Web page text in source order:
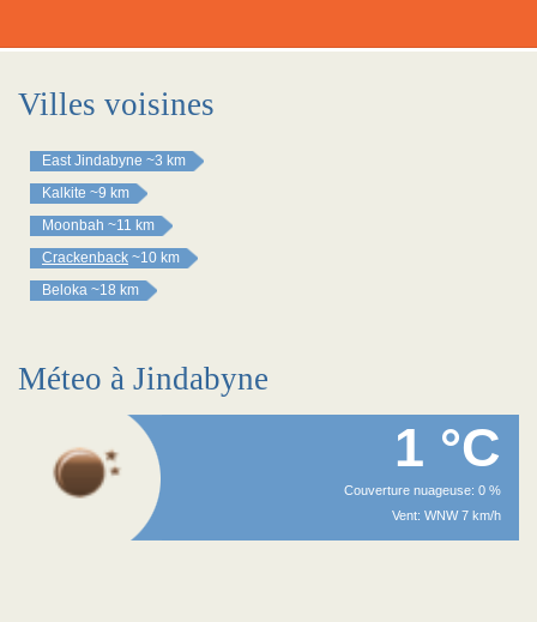
Villes voisines
East Jindabyne ~3 km
Kalkite ~9 km
Moonbah ~11 km
Crackenback ~10 km
Beloka ~18 km
Méteo à Jindabyne
1 °C
Couverture nuageuse: 0 %
Vent: WNW 7 km/h